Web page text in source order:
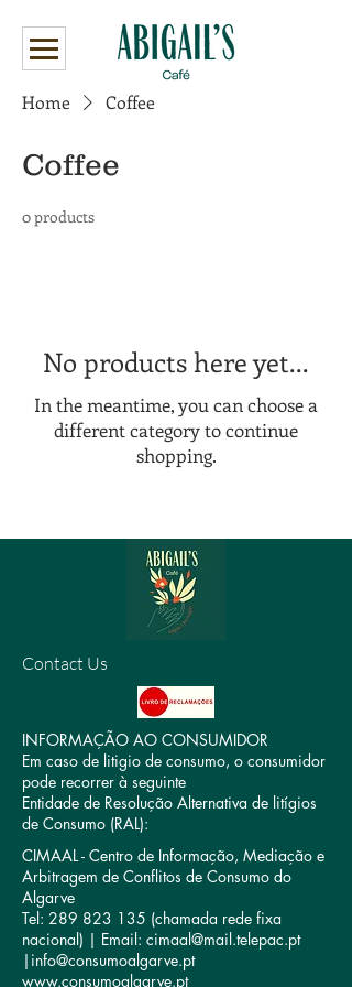
Home Coffee
Coffee
0 products
No products here yet...
In the meantime, you can choose a
different category to continue
shopping.
Contact Us
INFORMAÇÃO AO CONSUMIDOR
Em caso de litigio de consumo, o consumidor
pode recorrer à seguinte
Entidade de Resolução Alternativa de litígios
de Consumo (RAL):
CIMAAL - Centro de Informação, Mediação e
Arbitragem de Conflitos de Consumo do
Algarve
Tel: 289 823 135 (chamada rede fixa
nacional) | Email: cimaal@mail.telepac.pt
|info@consumoalgarve.pt
www.consumoalgarve.pt